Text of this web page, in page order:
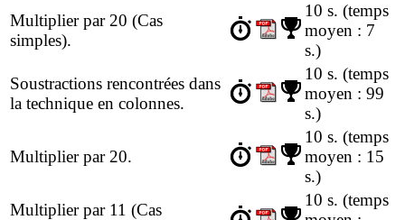
Multiplier par 20 (Cas
simples).
10 s. (temps
moyen : 7
s.)
Soustractions rencontrées dans
la technique en colonnes.
10 s. (temps
moyen : 99
s.)
Multiplier par 20.
10 s. (temps
moyen : 15
s.)
Multiplier par 11 (Cas
10 s. (temps